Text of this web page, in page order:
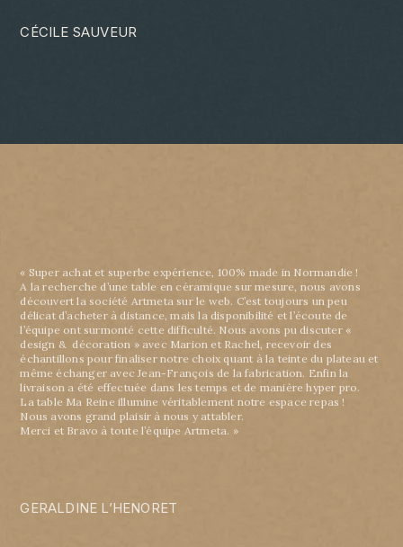
CÉCILE SAUVEUR
« Super achat et superbe expérience, 100% made in Normandie !
A la recherche d’une table en céramique sur mesure, nous avons
découvert la société Artmeta sur le web. C’est toujours un peu
délicat d’acheter à distance, mais la disponibilité et l’écoute de
l’équipe ont surmonté cette difficulté. Nous avons pu discuter «
design & décoration » avec Marion et Rachel, recevoir des
échantillons pour finaliser notre choix quant à la teinte du plateau et
même échanger avec Jean-François de la fabrication. Enfin la
livraison a été effectuée dans les temps et de manière hyper pro.
La table Ma Reine illumine véritablement notre espace repas !
Nous avons grand plaisir à nous y attabler.
Merci et Bravo à toute l’équipe Artmeta. »
GERALDINE L’HENORET